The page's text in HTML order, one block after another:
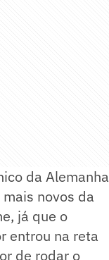
da Alemanha
novos da
já que o
entrou na reta
de rodar o